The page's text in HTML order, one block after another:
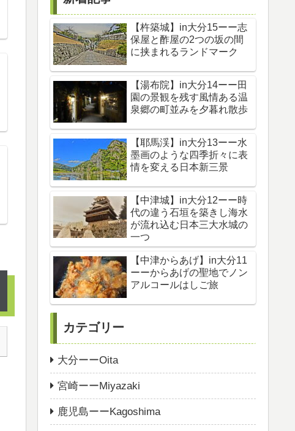
【杵築城】in大分15ーー志
保屋と酢屋の2つの坂の間
に挟まれるランドマーク
【湯布院】in大分14ーー田
園の景観を残す風情ある温
泉郷の町並みを夕暮れ散歩
【耶馬渓】in大分13ーー水
墨画のような四季折々に表
情を変える日本新三景
【中津城】in大分12ーー時
代の違う石垣を築きし海水
が流れ込む日本三大水城の
一つ
【中津からあげ】in大分11
ーーからあげの聖地でノン
アルコールはしご旅
カテゴリー
大分ーーOita
宮崎ーーMiyazaki
鹿児島ーーKagoshima